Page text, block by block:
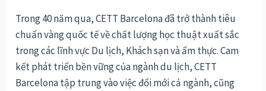
Trong 40 năm qua, CETT Barcelona đã trở thành tiêu
chuẩn vàng quốc tế về chất lượng học thuật xuất sắc
trong các lĩnh vực Du lịch, Khách sạn và ẩm thực. Cam
kết phát triển bền vững của ngành du lịch, CETT
Barcelona tập trung vào việc đổi mới cả ngành, cũng